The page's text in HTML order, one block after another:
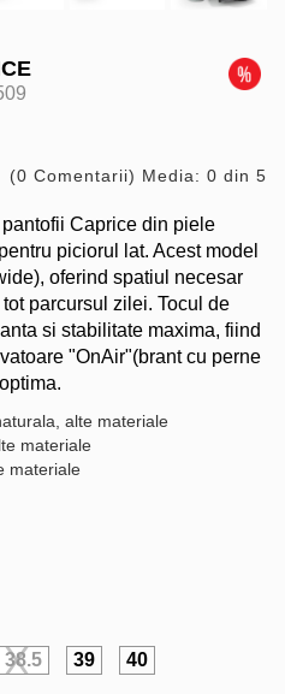
(0 Comentarii) Media: 0 din 5
Caprice din piele
piciorul lat. Acest model
oferind spatiul necesar
parcursul zilei. Tocul de
si stabilitate maxima, fiind
"OnAir"(brant cu perne
alte materiale
materiale
materiale
38.5 39 40